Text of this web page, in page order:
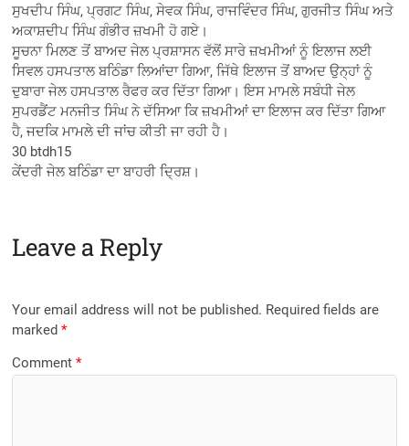
ਸੁਖਦੀਪ ਸਿੰਘ, ਪ੍ਰਗਟ ਸਿੰਘ, ਸੇਵਕ ਸਿੰਘ, ਰਾਜਵਿੰਦਰ ਸਿੰਘ, ਗੁਰਜੀਤ ਸਿੰਘ ਅਤੇ
ਅਕਾਸ਼ਦੀਪ ਸਿੰਘ ਗੰਭੀਰ ਜ਼ਖਮੀ ਹੋ ਗਏ।
ਸੂਚਨਾ ਮਿਲਣ ਤੋਂ ਬਾਅਦ ਜੇਲ ਪ੍ਰਸ਼ਾਸਨ ਵੱਲੋਂ ਸਾਰੇ ਜ਼ਖਮੀਆਂ ਨੂੰ ਇਲਾਜ ਲਈ
ਸਿਵਲ ਹਸਪਤਾਲ ਬਠਿੰਡਾ ਲਿਆਂਦਾ ਗਿਆ, ਜਿੱਥੇ ਇਲਾਜ ਤੋਂ ਬਾਅਦ ਉਨ੍ਹਾਂ ਨੂੰ
ਦੁਬਾਰਾ ਜੇਲ ਹਸਪਤਾਲ ਰੈਫਰ ਕਰ ਦਿੱਤਾ ਗਿਆ। ਇਸ ਮਾਮਲੇ ਸਬੰਧੀ ਜੇਲ
ਸੁਪਰਡੈਂਟ ਮਨਜੀਤ ਸਿੰਘ ਨੇ ਦੱਸਿਆ ਕਿ ਜ਼ਖਮੀਆਂ ਦਾ ਇਲਾਜ ਕਰ ਦਿੱਤਾ ਗਿਆ
ਹੈ, ਜਦਕਿ ਮਾਮਲੇ ਦੀ ਜਾਂਚ ਕੀਤੀ ਜਾ ਰਹੀ ਹੈ।
30 btdh15
ਕੇਂਦਰੀ ਜੇਲ ਬਠਿੰਡਾ ਦਾ ਬਾਹਰੀ ਦ੍ਰਿਸ਼।
Leave a Reply
Your email address will not be published. Required fields are
marked*
Comment*